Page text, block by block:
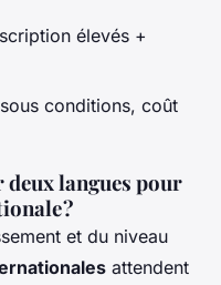
élevés +
conditions, coût
langues pour
?
et du niveau
attendent